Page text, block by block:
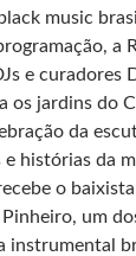
music
a
e curadores
jardins do
da
e histórias da
o
um
instrumental